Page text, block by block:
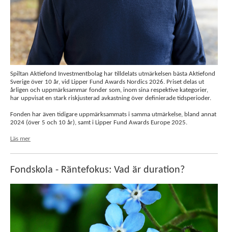
Spiltan Aktiefond Investmentbolag har tilldelats utmärkelsen bästa Aktiefond
Sverige över 10 år, vid Lipper Fund Awards Nordics 2026. Priset delas ut
årligen och uppmärksammar fonder som, inom sina respektive kategorier,
har uppvisat en stark riskjusterad avkastning över definierade tidsperioder.
Fonden har även tidigare uppmärksammats i samma utmärkelse, bland annat
2024 (över 5 och 10 år), samt i Lipper Fund Awards Europe 2025.
Läs mer
Fondskola - Räntefokus: Vad är duration?